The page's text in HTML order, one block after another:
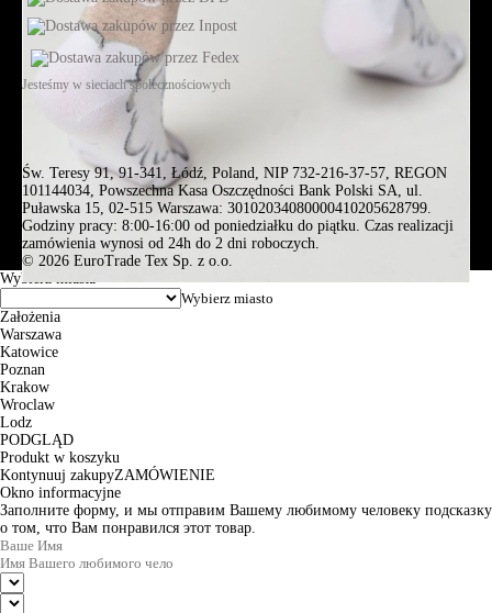
Jesteśmy w sieciach społecznościowych
Św. Teresy 91, 91-341, Łódź, Poland, NIP 732-216-37-57, REGON
101144034, Powszechna Kasa Oszczędności Bank Polski SA, ul.
Puławska 15, 02-515 Warszawa: 30102034080000410205628799.
Godziny pracy: 8:00-16:00 od poniedziałku do piątku. Czas realizacji
zamówienia wynosi od 24h do 2 dni roboczych.
© 2026 EuroTrade Tex Sp. z o.o.
Wybierz miasta
Założenia
Warszawa
Katowice
Poznan
Krakow
Wroclaw
Lodz
PODGLĄD
Produkt w koszyku
Kontynuuj zakupyZAMÓWIENIE
Okno informacyjne
Заполните форму, и мы отправим Вашему любимому человеку подсказку
о том, что Вам понравился этот товар.